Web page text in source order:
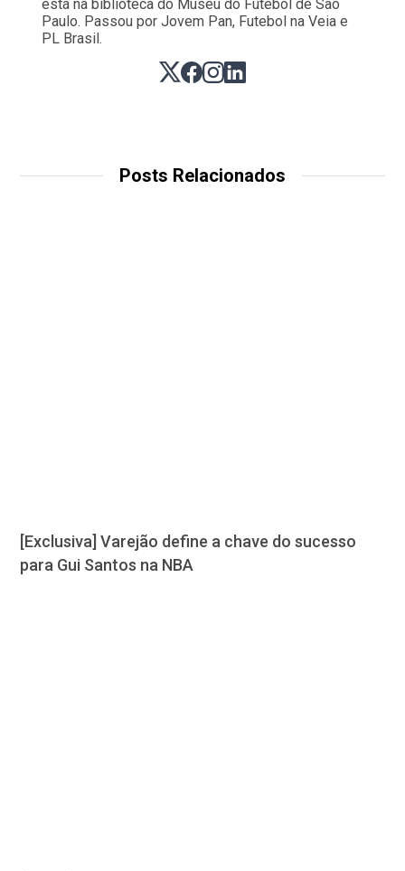
está na biblioteca do Museu do Futebol de São
Paulo. Passou por Jovem Pan, Futebol na Veia e
PL Brasil.
Posts Relacionados
[Exclusiva] Varejão define a chave do sucesso
para Gui Santos na NBA